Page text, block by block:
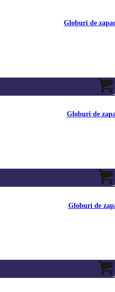
Globuri de
Globuri de
Globuri de